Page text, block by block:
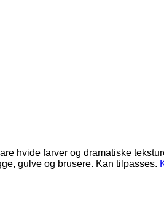
hvide farver og dramatiske
gulve og brusere. Kan tilpasses.